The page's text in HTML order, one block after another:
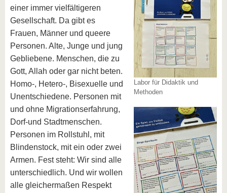
Labor für Didaktik und
Methoden
einer immer vielfältigeren
Gesellschaft. Da gibt es
Frauen, Männer und queere
Personen. Alte, Junge und jung
Gebliebene. Menschen, die zu
Gott, Allah oder gar nicht beten.
Homo-, Hetero-, Bisexuelle und
Unentschiedene. Personen mit
und ohne Migrationserfahrung,
Dorf-und Stadtmenschen.
Personen im Rollstuhl, mit
Blindenstock, mit ein oder zwei
Armen. Fest steht: Wir sind alle
unterschiedlich. Und wir wollen
alle gleichermaßen Respekt